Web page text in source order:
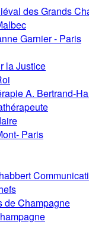
des Grands
Garnier - Paris
la Justice
A. Bertrand-
Paris
de Champagne